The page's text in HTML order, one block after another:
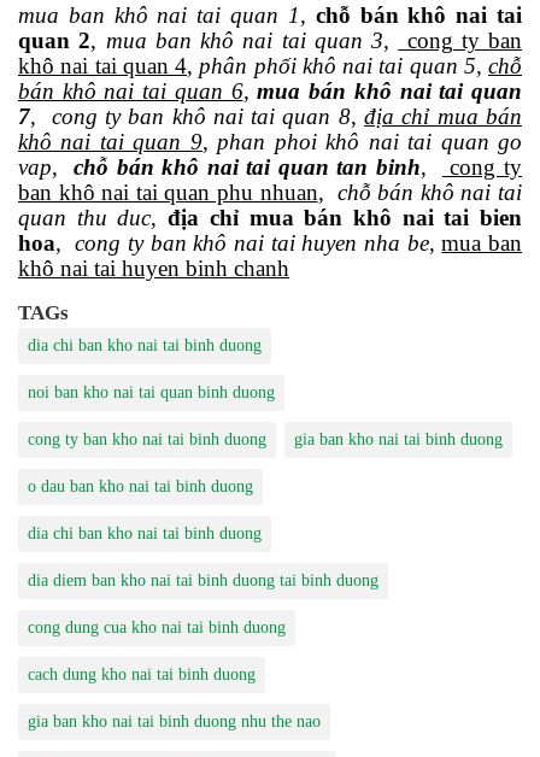
mua ban khô nai tai quan 1, chỗ bán khô nai tai
quan 2, mua ban khô nai tai quan 3,
cong ty ban
khô nai tai quan 4, phân phối khô nai tai quan 5, chỗ
bán khô nai tai quan 6,mua bán khô nai tai quan
7, cong ty ban khô nai tai quan 8,địa chỉ mua bán
khô nai tai quan 9, phan phoi khô nai tai quan go
vap,chỗ bán khô nai tai quan tan binh,
cong ty
ban khô nai tai quan phu nhuan, chỗ bán khô nai tai
quan thu duc,địa chỉ mua bán khô nai tai bien
hoa, cong ty ban khô nai tai huyen nha be,mua ban
khô nai tai huyen binh chanh
TAGs
dia chi ban kho nai tai binh duong
noi ban kho nai tai quan binh duong
cong ty ban kho nai tai binh duong gia ban kho nai tai binh duong
o dau ban kho nai tai binh duong
dia chi ban kho nai tai binh duong
dia diem ban kho nai tai binh duong tai binh duong
cong dung cua kho nai tai binh duong
cach dung kho nai tai binh duong
gia ban kho nai tai binh duong nhu the nao